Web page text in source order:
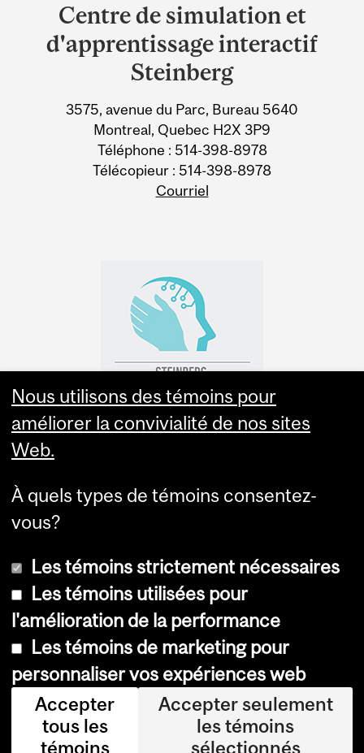
University
Information
Centre de simulation et
d'apprentissage interactif
Steinberg
3575, avenue du Parc, Bureau 5640
Montreal, Quebec H2X 3P9
Téléphone : 514-398-8978
Télécopieur : 514-398-8978
Courriel
© Université McGill, 2026
Accessibilité
Avis sur les témoins
Paramètres des témoins
Nous utilisons des témoins pour
améliorer la convivialité de nos sites
Web.
À quels types de témoins consentez-
vous?
Les témoins strictement nécessaires
Les témoins utilisées pour
l'amélioration de la performance
Les témoins de marketing pour
personnaliser vos expériences web
Accepter
tous les
témoins
Accepter seulement
les témoins
sélectionnés